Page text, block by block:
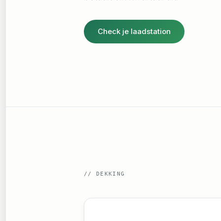
Check je laadstation
// DEKKING